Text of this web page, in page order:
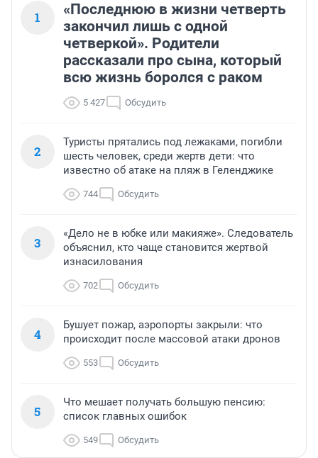
1
«Последнюю в жизни четверть
закончил лишь с одной
четверкой». Родители
рассказали про сына, который
всю жизнь боролся с раком
5 427 Обсудить
2
Туристы прятались под лежаками, погибли
шесть человек, среди жертв дети: что
известно об атаке на пляж в Геленджике
744 Обсудить
3
«Дело не в юбке или макияже». Следователь
объяснил, кто чаще становится жертвой
изнасилования
702 Обсудить
4
Бушует пожар, аэропорты закрыли: что
происходит после массовой атаки дронов
553 Обсудить
5
Что мешает получать большую пенсию:
список главных ошибок
549 Обсудить